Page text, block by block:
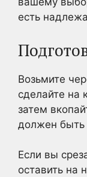
есть
Возьмите
сделайте на
затем
должен быть
Если вы
оставить на